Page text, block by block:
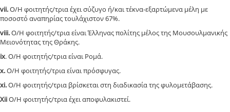
vii.Ο/Η φοιτητής/τρια έχει σύζυγο ή/και τέκνα-εξαρτώμενα μέλη με
ποσοστό αναπηρίας τουλάχιστον 67%.
viii.Ο/Η φοιτητής/τρια είναι Έλληνας πολίτης μέλος της Μουσουλμανικής
Μειονότητας της Θράκης.
ix. Ο/Η φοιτητής/τρια είναι Ρομά.
x.Ο/Η φοιτητής/τρια είναι πρόσφυγας.
xi.Ο/Η φοιτητής/τρια βρίσκεται στη διαδικασία της φυλομετάβασης.
XiiΟ/Η φοιτητής/τρια έχει αποφυλακιστεί.